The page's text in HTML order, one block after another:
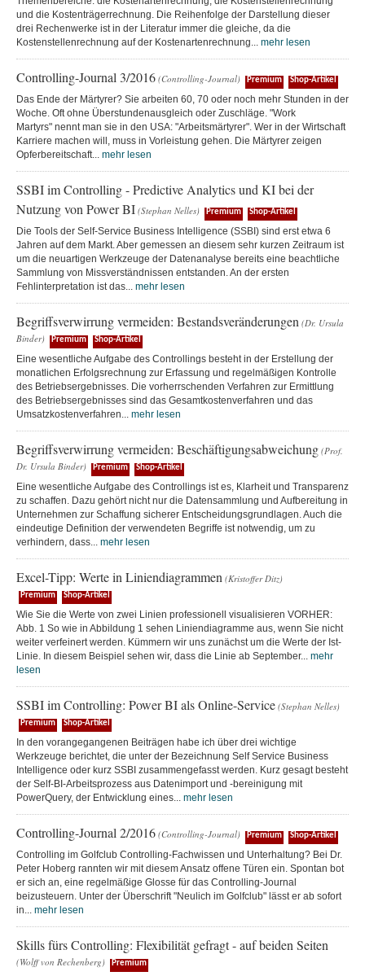
und die Kostenträgerrechnung. Die Reihenfolge der Darstellung dieser
drei Rechenwerke ist in der Literatur immer die gleiche, da die
Kostenstellenrechnung auf der Kostenartenrechnung... mehr lesen
Controlling-Journal 3/2016 (Controlling-Journal) Premium Shop-Artikel
Das Ende der Märtyrer? Sie arbeiten 60, 70 oder noch mehr Stunden in der
Woche. Oft ohne Überstundenausgleich oder Zuschläge. "Work
Martyrs" nennt man sie in den USA: "Arbeitsmärtyrer". Wer in der Wirtschaft
Karriere machen will, muss in Vorleistung gehen. Die Märtyrer zeigen
Opferbereitschaft... mehr lesen
SSBI im Controlling - Predictive Analytics und KI bei der
Nutzung von Power BI (Stephan Nelles) Premium Shop-Artikel
Die Tools der Self-Service Business Intelligence (SSBI) sind erst etwa 6
Jahren auf dem Markt. Aber gemessen an diesem sehr kurzen Zeitraum ist
um die neuartigen Werkzeuge der Datenanalyse bereits eine beachtliche
Sammlung von Missverständnissen entstanden. An der ersten
Fehlinterpretation ist das... mehr lesen
Begriffsverwirrung vermeiden: Bestandsveränderungen (Dr. Ursula
Binder)
Premium Shop-Artikel
Eine wesentliche Aufgabe des Controllings besteht in der Erstellung der
monatlichen Erfolgsrechnung zur Erfassung und regelmäßigen Kontrolle
des Betriebsergebnisses. Die vorherrschenden Verfahren zur Ermittlung
des Betriebsergebnisses sind das Gesamtkostenverfahren und das
Umsatzkostenverfahren... mehr lesen
Begriffsverwirrung vermeiden: Beschäftigungsabweichung (Prof.
Dr. Ursula Binder)
Premium Shop-Artikel
Eine wesentliche Aufgabe des Controllings ist es, Klarheit und Transparenz
zu schaffen. Dazu gehört nicht nur die Datensammlung und Aufbereitung in
Unternehmen zur Schaffung sicherer Entscheidungsgrundlagen. Auch die
eindeutige Definition der verwendeten Begriffe ist notwendig, um zu
verhindern, dass... mehr lesen
Excel-Tipp: Werte in Liniendiagrammen (Kristoffer Ditz)
Premium Shop-Artikel
Wie Sie die Werte von zwei Linien professionell visualisieren VORHER:
Abb. 1 So wie in Abbildung 1 sehen Liniendiagramme aus, wenn Sie nicht
weiter verfeinert werden. Kümmern wir uns zunächst um die Werte der Ist-
Linie. In diesem Beispiel sehen wir, dass die Linie ab September... mehr
lesen
SSBI im Controlling: Power BI als Online-Service (Stephan Nelles)
Premium Shop-Artikel
In den vorangegangenen Beiträgen habe ich über drei wichtige
Werkzeuge berichtet, die unter der Bezeichnung Self Service Business
Intelligence oder kurz SSBI zusammengefasst werden. Kurz gesagt besteht
der Self-BI-Arbeitsprozess aus Datenimport und -bereinigung mit
PowerQuery, der Entwicklung eines... mehr lesen
Controlling-Journal 2/2016 (Controlling-Journal) Premium Shop-Artikel
Controlling im Golfclub Controlling-Fachwissen und Unterhaltung? Bei Dr.
Peter Hoberg rannten wir mit diesem Ansatz offene Türen ein. Spontan bot
er sich an, eine regelmäßige Glosse für das Controlling-Journal
beizusteuern. Unter der Überschrift "Neulich im Golfclub" lässt er ab sofort
in... mehr lesen
Skills fürs Controlling: Flexibilität gefragt - auf beiden Seiten
(Wolff von Rechenberg) Premium